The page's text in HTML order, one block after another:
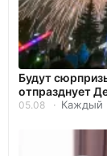
Будут
отпразднует
05.08 Каждый